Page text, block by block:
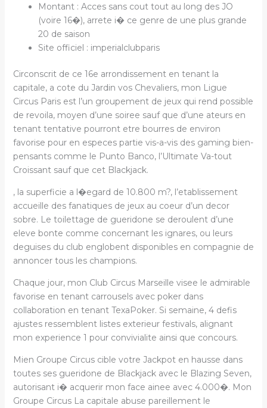
Montant : Acces sans cout tout au long des JO
(voire 16�), arrete i� ce genre de une plus grande
20 de saison
Site officiel : imperialclubparis
Circonscrit de ce 16e arrondissement en tenant la
capitale, a cote du Jardin vos Chevaliers, mon Ligue
Circus Paris est l’un groupement de jeux qui rend possible
de revoila, moyen d’une soiree sauf que d’une ateurs en
tenant tentative pourront etre bourres de environ
favorise pour en especes partie vis-a-vis des gaming bien-
pensants comme le Punto Banco, l’Ultimate Va-tout
Croissant sauf que cet Blackjack.
, la superficie a l�egard de 10.800 m?, l’etablissement
accueille des fanatiques de jeux au coeur d’un decor
sobre. Le toilettage de gueridone se deroulent d’une
eleve bonte comme concernant les ignares, ou leurs
deguises du club englobent disponibles en compagnie de
annoncer tous les champions.
Chaque jour, mon Club Circus Marseille visee le admirable
favorise en tenant carrousels avec poker dans
collaboration en tenant TexaPoker. Si semaine, 4 defis
ajustes ressemblent listes exterieur festivals, alignant
mon experience 1 pour convivialite ainsi que concours.
Mien Groupe Circus cible votre Jackpot en hausse dans
toutes ses gueridone de Blackjack avec le Blazing Seven,
autorisant i� acquerir mon face ainee avec 4.000�. Mon
Groupe Circus La capitale abuse pareillement le